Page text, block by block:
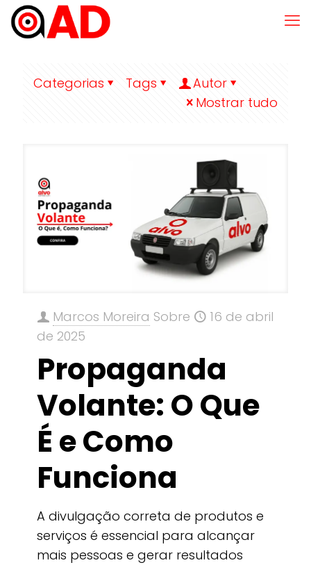
Categorias Tags
Autor
Mostrar tudo
Marcos Moreira Sobre
16 de abril
de 2025
Propaganda
Volante: O Que
É e Como
Funciona
A divulgação correta de produtos e
serviços é essencial para alcançar
mais pessoas e gerar resultados